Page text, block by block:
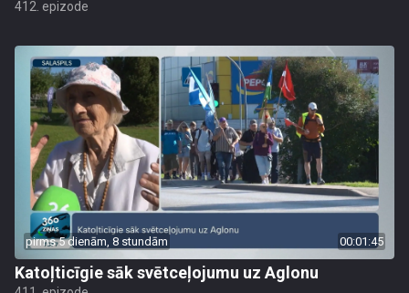
412. epizode
pirms 5 dienām, 8 stundām 00:01:45
Katoļticīgie sāk svētceļojumu uz Aglonu